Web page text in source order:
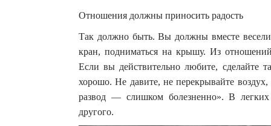
Отношения должны приносить радость
Так должно быть. Вы должны вместе
кран, подниматься на крышу. Из
Если вы действительно любите, сделайте
хорошо. Не давите, не перекрывайте
развод — слишком болезненно». В
другого.